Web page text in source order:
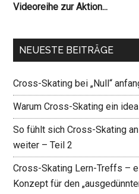
Videoreihe zur Aktion...
NEUESTE BEITRÄGE
Cross-Skating bei „Null“
Warum Cross-Skating ein
So fühlt sich Cross-Skating
weiter – Teil 2
Cross-Skating Lern-Treffs –
Konzept für den